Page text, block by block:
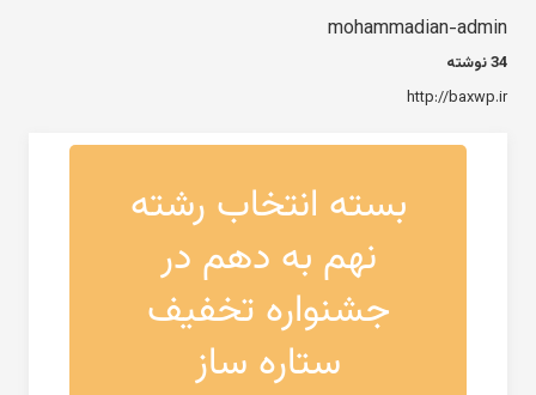
mohammadian-admin
34 نوشته
http://baxwp.ir
بسته انتخاب رشته
نهم به دهم در
جشنواره تخفیف
ستاره ساز